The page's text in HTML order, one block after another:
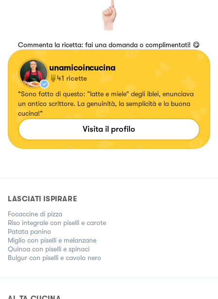
Commenta la ricetta: fai una domanda o complimentati! 😋
unamicoincucina
41 ricette
"Sono fatto di questo: “latte e miele” degli iblei, enunciava
un antico scrittore. La genuinità, la semplicità e la buona
cucina!"
Visita il profilo
LASCIATI ISPIRARE
Focaccine di pizza
Riso integrale con piselli e carote
Patata panino
Miglio con piselli e melanzane
Quinoa con piselli e spinaci
Bulgur con piselli e cavolo nero